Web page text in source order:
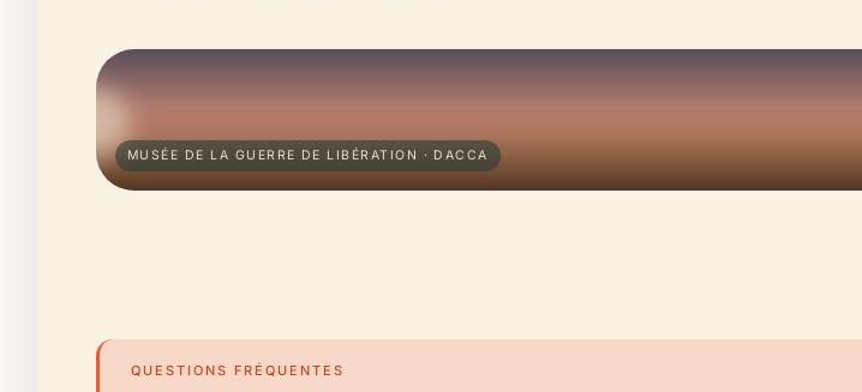
MUSÉE DE LA GUERRE DE LIBÉRATION · DACCA
QUESTIONS FRÉQUENTES